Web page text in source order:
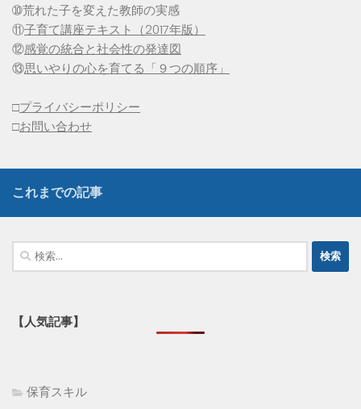
➉荒れた子を変えた教師の実感
⑪子育て講座テキスト（2017年版）
⑫感覚の統合と社会性の発達図
⑬思いやりの心を育てる「９つの順序」
□プライバシーポリシー
□お問い合わせ
これまでの記事
検
索:
【人気記事】
保育スキル